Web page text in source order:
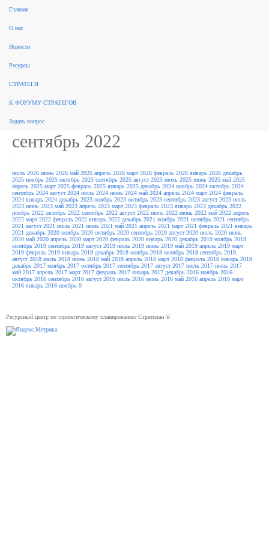
Главная
О нас
Новости
Ресурсы
СТРАТЕГИ
К ФОРУМУ СТРАТЕГОВ
Задать вопрос
Рынок консалтинга
Законодательство
Архив новостей /
Законодательство
сентябрь 2022
:
июль 2026 июнь 2026 май 2026 апрель 2026 март 2026 февраль 2026 январь 2026 декабрь
2025 ноябрь 2025 октябрь 2025 сентябрь 2025 август 2025 июль 2025 июнь 2025 май 2025
апрель 2025 март 2025 февраль 2025 январь 2025 декабрь 2024 ноябрь 2024 октябрь 2024
сентябрь 2024 август 2024 июль 2024 июнь 2024 май 2024 апрель 2024 март 2024 февраль
2024 январь 2024 декабрь 2023 ноябрь 2023 октябрь 2023 сентябрь 2023 август 2023 июль
2023 июнь 2023 май 2023 апрель 2023 март 2023 февраль 2023 январь 2023 декабрь 2022
ноябрь 2022 октябрь 2022 сентябрь 2022 август 2022 июль 2022 июнь 2022 май 2022 апрель
2022 март 2022 февраль 2022 январь 2022 декабрь 2021 ноябрь 2021 октябрь 2021 сентябрь
2021 август 2021 июль 2021 июнь 2021 май 2021 апрель 2021 март 2021 февраль 2021 январь
2021 декабрь 2020 ноябрь 2020 октябрь 2020 сентябрь 2020 август 2020 июль 2020 июнь
2020 май 2020 апрель 2020 март 2020 февраль 2020 январь 2020 декабрь 2019 ноябрь 2019
октябрь 2019 сентябрь 2019 август 2019 июль 2019 июнь 2019 май 2019 апрель 2019 март
2019 февраль 2019 январь 2019 декабрь 2018 ноябрь 2018 октябрь 2018 сентябрь 2018
август 2018 июль 2018 июнь 2018 май 2018 апрель 2018 март 2018 февраль 2018 январь 2018
декабрь 2017 ноябрь 2017 октябрь 2017 сентябрь 2017 август 2017 июль 2017 июнь 2017
май 2017 апрель 2017 март 2017 февраль 2017 январь 2017 декабрь 2016 ноябрь 2016
октябрь 2016 сентябрь 2016 август 2016 июль 2016 июнь 2016 май 2016 апрель 2016 март
2016 январь 2016 ноябрь 0
Ресурсный центр по стратегическому планированию Стратплан ©